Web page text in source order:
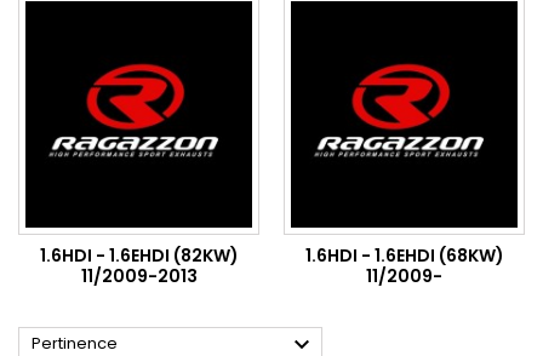
1.6HDI - 1.6EHDI (82KW)
11/2009-2013
1.6HDI - 1.6EHDI (68KW)
11/2009-
Pertinence 